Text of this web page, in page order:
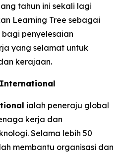
tahun ini sekali lagi
Learning Tree sebagai
penyelesaian
yang selamat untuk
kerajaan.
International
ialah peneraju global
kerja dan
Selama lebih 50
membantu organisasi dan